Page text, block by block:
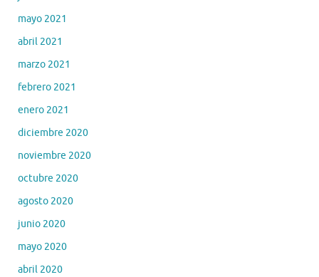
mayo 2021
abril 2021
marzo 2021
febrero 2021
enero 2021
diciembre 2020
noviembre 2020
octubre 2020
agosto 2020
junio 2020
mayo 2020
abril 2020